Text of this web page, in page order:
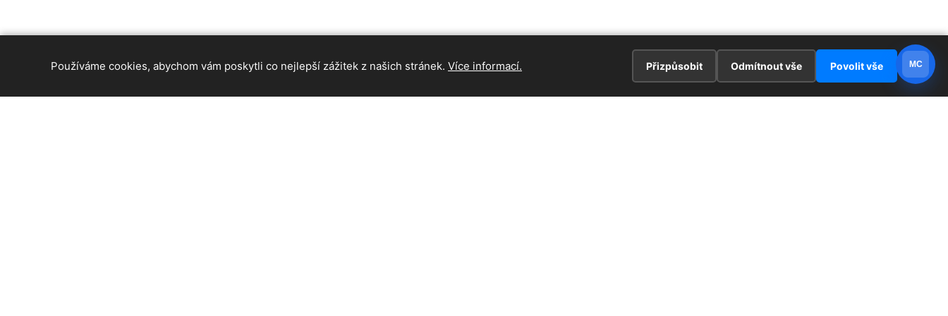
Používáme cookies, abychom vám poskytli co nejlepší zážitek z našich stránek. Více informací. Přizpůsobit Odmítnout vše Povolit vše MC